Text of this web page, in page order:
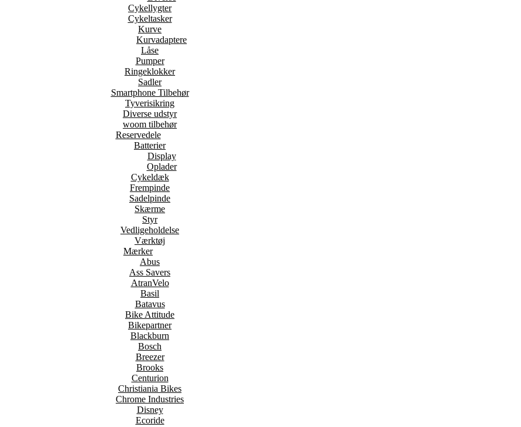
Cykellygter
Cykeltasker
Kurve
Kurvadaptere
Låse
Pumper
Ringeklokker
Sadler
Smartphone Tilbehør
Tyverisikring
Diverse udstyr
woom tilbehør
Reservedele
Batterier
Display
Oplader
Cykeldæk
Frempinde
Sadelpinde
Skærme
Styr
Vedligeholdelse
Værktøj
Mærker
Abus
Ass Savers
AtranVelo
Basil
Batavus
Bike Attitude
Bikepartner
Blackburn
Bosch
Breezer
Brooks
Centurion
Christiania Bikes
Chrome Industries
Disney
Ecoride